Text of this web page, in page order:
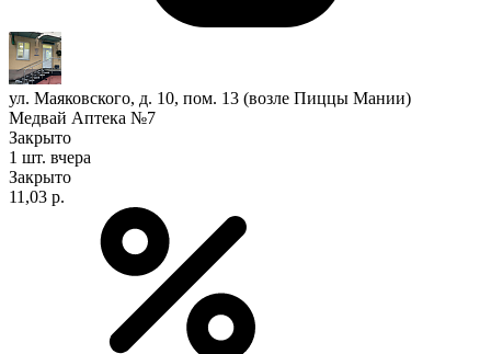
ул. Маяковского, д. 10, пом. 13 (возле Пиццы Мании)
Медвай Аптека №7
Закрыто
1 шт. вчера
Закрыто
11,03 р.